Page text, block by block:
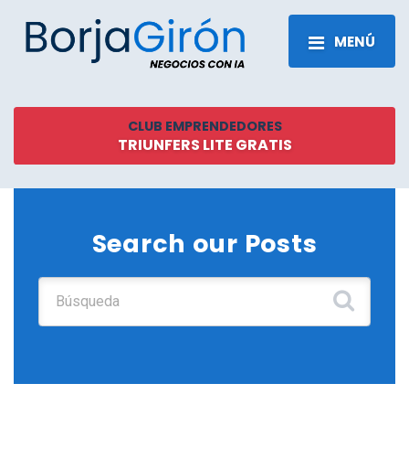
MENÚ
CLUB EMPRENDEDORES
TRIUNFERS LITE GRATIS
Search our Posts